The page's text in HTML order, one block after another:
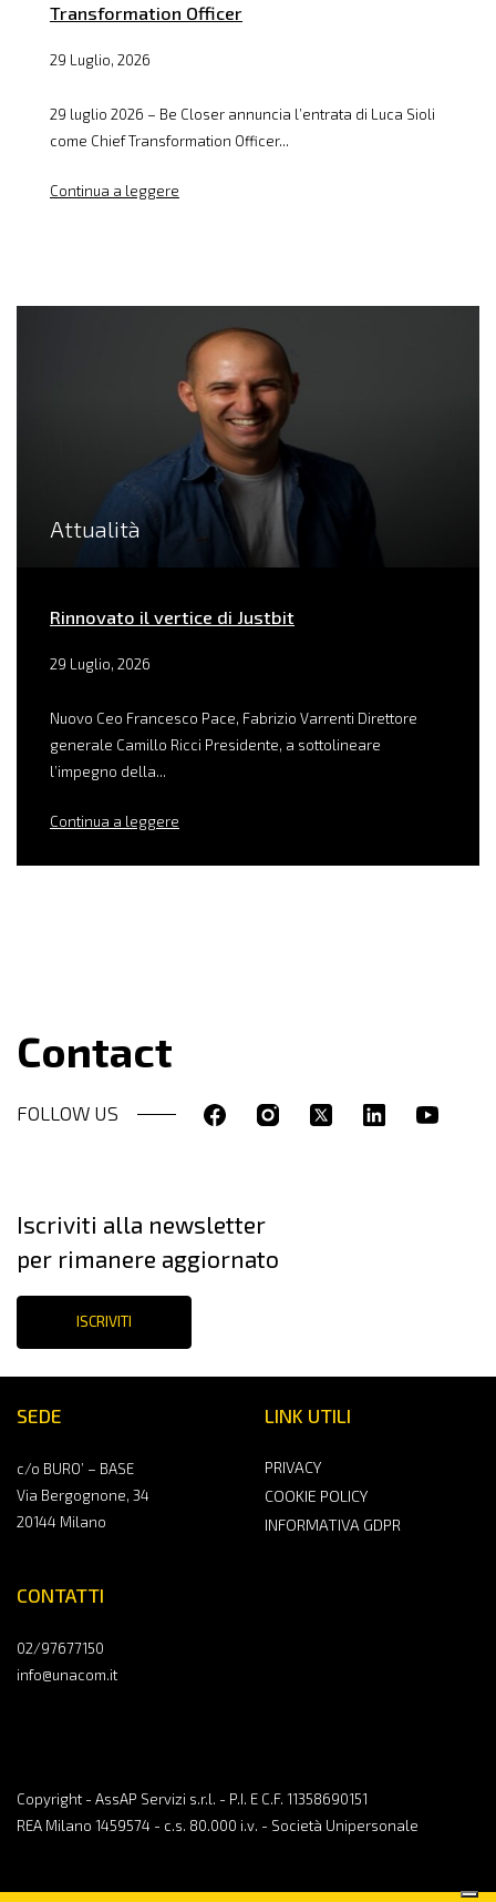
Transformation Officer
29 Luglio, 2026
29 luglio 2026 – Be Closer annuncia l’entrata di Luca Sioli
come Chief Transformation Officer...
Continua a leggere
Attualità
Rinnovato il vertice di Justbit
29 Luglio, 2026
Nuovo Ceo Francesco Pace, Fabrizio Varrenti Direttore
generale Camillo Ricci Presidente, a sottolineare
l’impegno della...
Continua a leggere
Contact
FOLLOW US
SEDE
c/o BURO’ – BASE
Via Bergognone, 34
20144 Milano
CONTATTI
02/97677150
info@unacom.it
LINK UTILI
PRIVACY
COOKIE POLICY
INFORMATIVA GDPR
Copyright - AssAP Servizi s.r.l. - P.I. E C.F. 11358690151
REA Milano 1459574 - c.s. 80.000 i.v. - Società Unipersonale
Iscriviti alla newsletter
per rimanere aggiornato
ISCRIVITI